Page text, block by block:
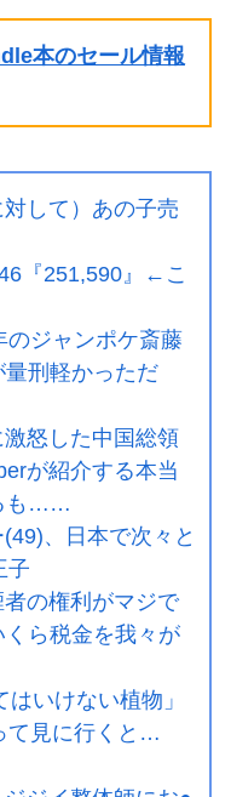
本のセール情報
して）あの子売
『251,590』←こ
のジャンポケ斎藤
刑軽かっただ
怒した中国総領
が紹介する本当
も……
、日本で次々と
子
の権利がマジで
ら税金を我々が
はいけない植物」
て見に行くと…